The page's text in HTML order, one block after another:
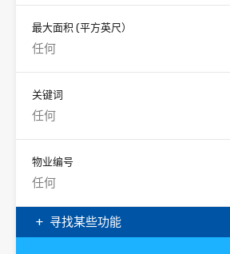
最大面积 (平方英尺）
关键词
物业编号
寻找某些功能